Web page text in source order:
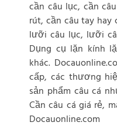
cần câu lục, cần
rút, cần câu tay hay
lưỡi câu lục, lưỡi
Dụng cụ lặn kính
khác.
cấp, các thương
sản phẩm câu cá
Cần câu cá giá rẻ,
Docauonline.com